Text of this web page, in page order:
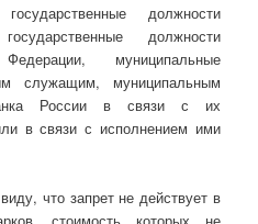
должности
должности
муниципальные
служащим, муниципальным
России в связи с их
в связи с исполнением ими
что запрет не действует в